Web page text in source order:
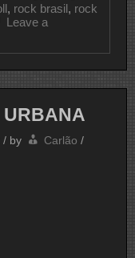
, rock brasil, rock
Leave a
URBANA
/ by Carlão /